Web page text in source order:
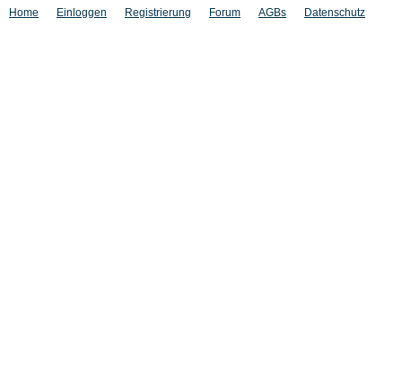
Home
Einloggen Registrierung Forum AGBs Datenschutz